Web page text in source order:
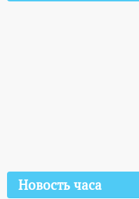
Новость часа